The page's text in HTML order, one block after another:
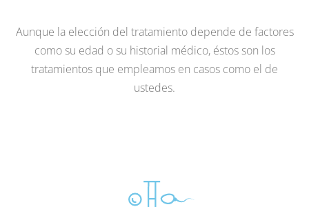
Aunque la elección del tratamiento depende de factores
como su edad o su historial médico, éstos son los
tratamientos que empleamos en casos como el de
ustedes.